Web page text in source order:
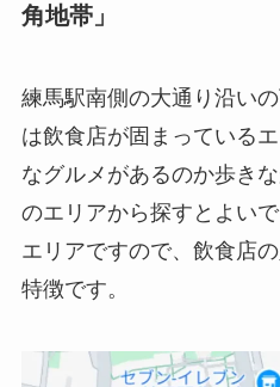
角地帯」
練馬駅南側の大通り沿い
は飲食店が固まっている
なグルメがあるのか歩き
のエリアから探すとよい
エリアですので、飲食店
特徴です。